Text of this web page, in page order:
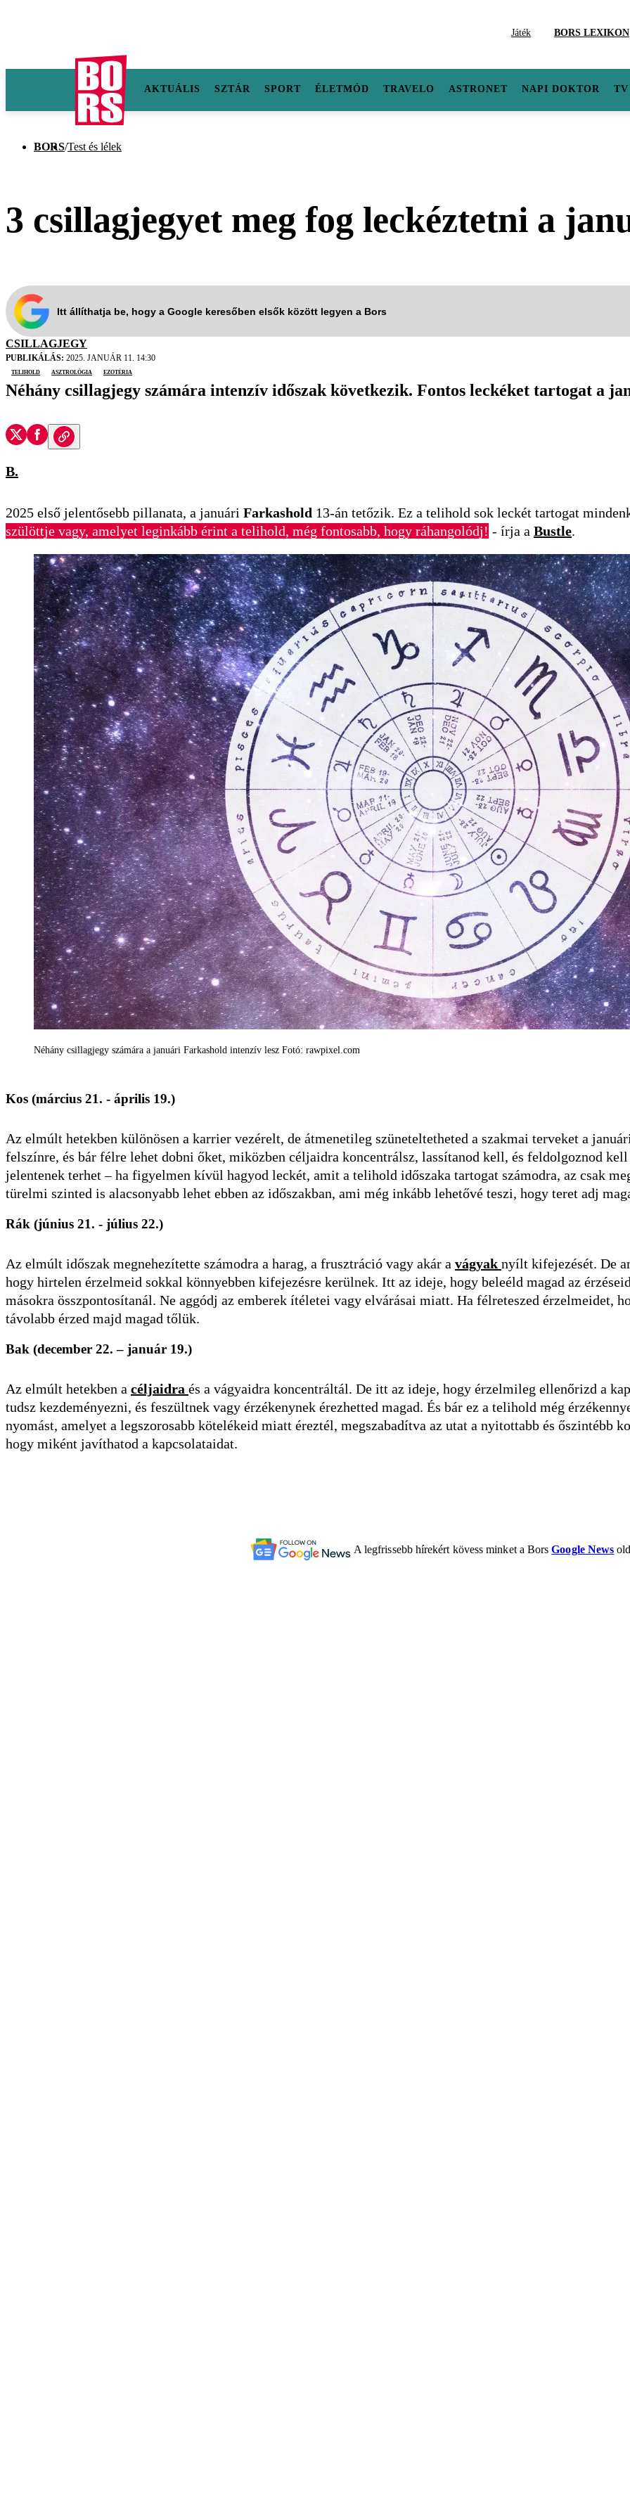
Játék BORS LEXIKON
AKTUÁLIS SZTÁR SPORT ÉLETMÓD TRAVELO ASTRONET NAPI DOKTOR TV
BORS/Test és lélek
3 csillagjegyet meg fog leckéztetni a
Itt állíthatja be, hogy a Google keresőben elsők között legyen a Bors
CSILLAGJEGY
PUBLIKÁLÁS: 2025. JANUÁR 11. 14:30
telihold
asztrológia ezotéria
Néhány csillagjegy számára intenzív időszak következik. Fontos leckéket tartogat a
B.
2025 első jelentősebb pillanata, a januári Farkashold 13-án tetőzik. Ez a telihold sok leckét tartogat
szülöttje vagy, amelyet leginkább érint a telihold, még fontosabb, hogy ráhangolódj! - írja a Bustle.
Néhány csillagjegy számára a januári Farkashold intenzív lesz Fotó: rawpixel.com
Kos (március 21. - április 19.)
Az elmúlt hetekben különösen a karrier vezérelt, de átmenetileg szüneteltetheted a szakmai terveket a
felszínre, és bár félre lehet dobni őket, miközben céljaidra koncentrálsz, lassítanod kell, és feldolgoznod
jelentenek terhet – ha figyelmen kívül hagyod leckét, amit a telihold időszaka tartogat számodra, az csak
türelmi szinted is alacsonyabb lehet ebben az időszakban, ami még inkább lehetővé teszi, hogy teret adj
Rák (június 21. - július 22.)
Az elmúlt időszak megnehezítette számodra a harag, a frusztráció vagy akár a vágyak nyílt kifejezését. De
hogy hirtelen érzelmeid sokkal könnyebben kifejezésre kerülnek. Itt az ideje, hogy beleéld magad az
másokra összpontosítanál. Ne aggódj az emberek ítéletei vagy elvárásai miatt. Ha félreteszed érzelmeidet,
távolabb érzed majd magad tőlük.
Bak (december 22. – január 19.)
Az elmúlt hetekben a céljaidra és a vágyaidra koncentráltál. De itt az ideje, hogy érzelmileg ellenőrizd a
tudsz kezdeményezni, és feszültnek vagy érzékenynek érezhetted magad. És bár ez a telihold még
nyomást, amelyet a legszorosabb kötelékeid miatt éreztél, megszabadítva az utat a nyitottabb és
hogy miként javíthatod a kapcsolataidat.
A legfrissebb hírekért kövess minket a BorsGoogle News